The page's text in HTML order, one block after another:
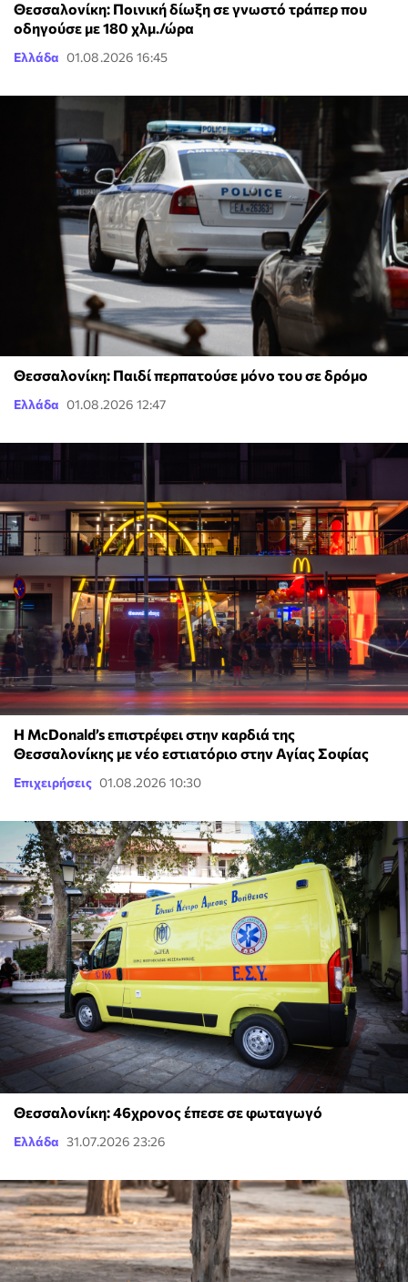
Θεσσαλονίκη: Ποινική δίωξη σε γνωστό τράπερ που
οδηγούσε με 180 χλμ./ώρα
Ελλάδα 01.08.2026 16:45
Θεσσαλονίκη: Παιδί περπατούσε μόνο του σε δρόμο
Ελλάδα 01.08.2026 12:47
Η McDonald’s επιστρέφει στην καρδιά της
Θεσσαλονίκης με νέο εστιατόριο στην Αγίας Σοφίας
Επιχειρήσεις 01.08.2026 10:30
Θεσσαλονίκη: 46χρονος έπεσε σε φωταγωγό
Ελλάδα 31.07.2026 23:26